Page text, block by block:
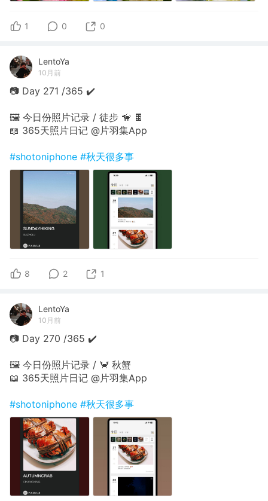
1 0 0
LentoYa
10月前
📷 Day 271 /365 ✔️
🖼 今日份照片记录 / 徒步 🦮 🍫
📖 365天照片日记 @片羽集App
#shotoniphone #秋天很多事
8 2 1
LentoYa
10月前
📷 Day 270 /365 ✔️
🖼 今日份照片记录 / 🦀 秋蟹
📖 365天照片日记 @片羽集App
#shotoniphone #秋天很多事